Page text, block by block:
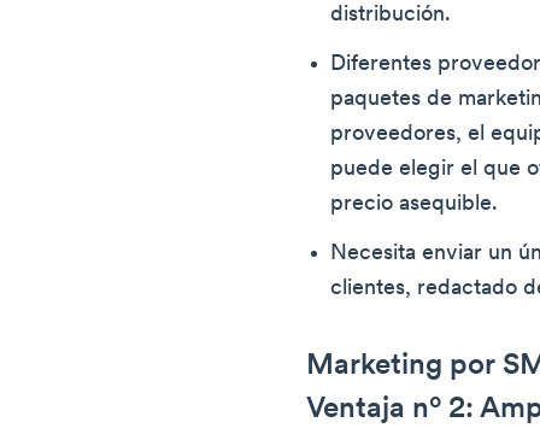
distribución.
Diferentes
paquetes de
proveedores, el
puede elegir el que
precio asequible.
Necesita enviar un
clientes, redactado
Marketing por
Ventaja nº 2: